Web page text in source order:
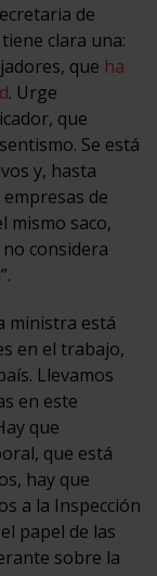
de
clara una:
que ha
. Urge
que
Se está
y, hasta
de
mismo saco,
considera
ministra está
en el trabajo,
Llevamos
en este
que
que está
hay que
a la Inspección
papel de las
sobre la